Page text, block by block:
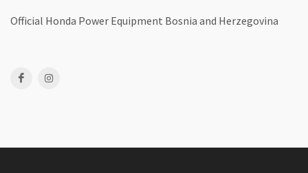
Official Honda Power Equipment Bosnia and Herzegovina